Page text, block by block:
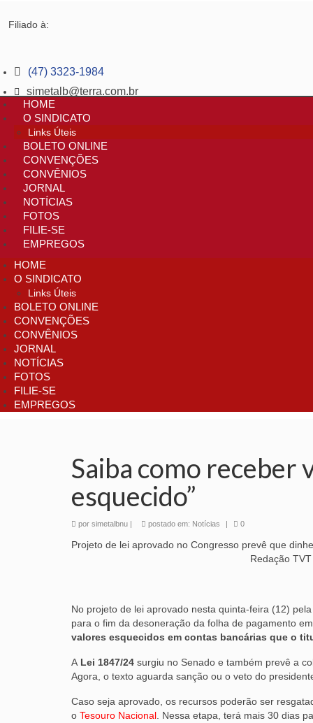
Filiado à:
(47) 3323-1984
simetalb@terra.com.br
HOME
O SINDICATO
Links Úteis
BOLETO ONLINE
CONVENÇÕES
CONVÊNIOS
JORNAL
NOTÍCIAS
FOTOS
FILIE-SE
EMPREGOS
HOME
O SINDICATO
Links Úteis
BOLETO ONLINE
CONVENÇÕES
CONVÊNIOS
JORNAL
NOTÍCIAS
FOTOS
FILIE-SE
EMPREGOS
Saiba como receber
esquecido”
por simetalbnu | postado em: Notícias | 0
Projeto de lei aprovado no Congresso prevê que
Redação TVT
No projeto de lei aprovado nesta quinta-feira (12)
para o fim da desoneração da folha de pagamento
valores esquecidos em contas bancárias que o
A Lei 1847/24 surgiu no Senado e também prevê a
Agora, o texto aguarda sanção ou o veto do
Caso seja aprovado, os recursos poderão ser
o Tesouro Nacional . Nessa etapa, terá mais 30 dias